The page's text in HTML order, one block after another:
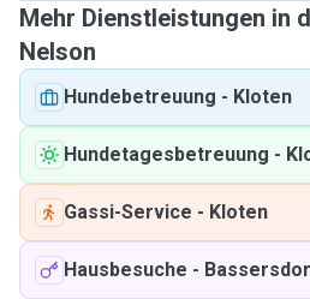
Mehr Dienstleistungen in
Nelson
Hundebetreuung - Kloten
Hundetagesbetreuung -
Gassi-Service - Kloten
Hausbesuche -